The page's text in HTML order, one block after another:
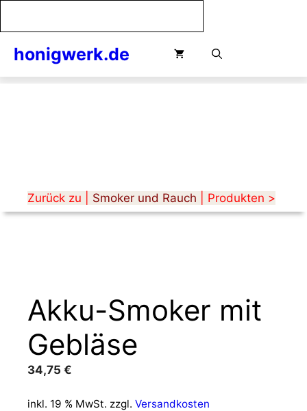
honigwerk.de
Zurück zu | Smoker und Rauch | Produkten >
Akku-Smoker mit
Gebläse
34,75 €
inkl. 19 % MwSt. zzgl. Versandkosten
Menge